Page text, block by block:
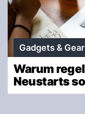
Gadgets & Gear
Warum
Neustarts